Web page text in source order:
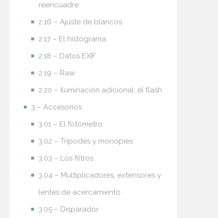
reencuadre
2.16 – Ajuste de blancos
2.17 – El histograma
2.18 – Datos EXIF
2.19 – Raw
2.20 – Iluminación adicional: el flash
3 – Accesorios
3.01 – El fotómetro
3.02 – Trípodes y monopies
3.03 – Los filtros
3.04 – Multiplicadores, extensores y
lentes de acercamiento
3.05 – Disparador